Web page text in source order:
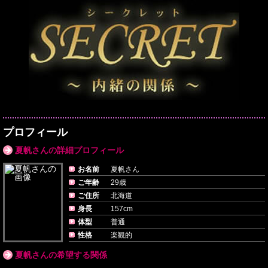
プロフィール
夏帆さんの詳細プロフィール
お名前
夏帆さん
ご年齢
29歳
ご住所
北海道
身長
157cm
体型
普通
性格
楽観的
夏帆さんの希望する関係